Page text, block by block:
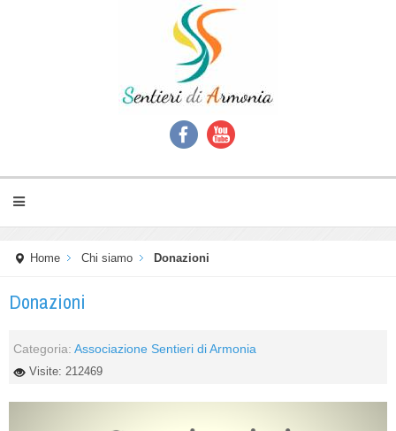
Home Chi siamo Donazioni
Donazioni
Categoria: Associazione Sentieri di Armonia
Visite: 212469